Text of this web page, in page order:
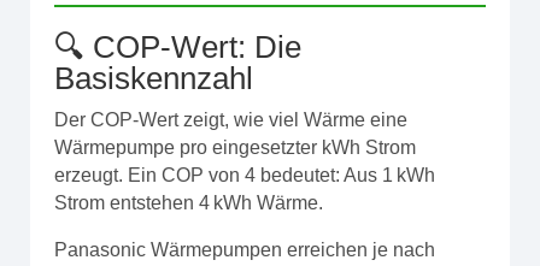
🔍 COP-Wert: Die
Basiskennzahl
Der COP-Wert zeigt, wie viel Wärme eine
Wärmepumpe pro eingesetzter kWh Strom
erzeugt. Ein COP von 4 bedeutet: Aus 1 kWh
Strom entstehen 4 kWh Wärme.
Panasonic Wärmepumpen erreichen je nach